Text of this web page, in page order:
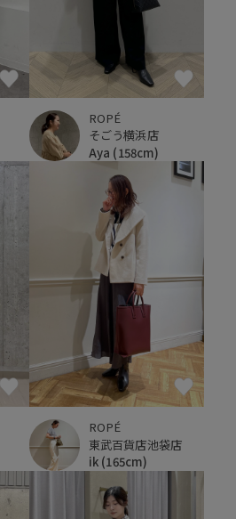
ROPÉ
そごう横浜店
Aya (158cm)
ROPÉ
東武百貨店池袋店
ik (165cm)